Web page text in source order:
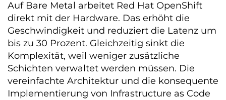
Auf Bare Metal arbeitet Red Hat OpenShift
direkt mit der Hardware. Das erhöht die
Geschwindigkeit und reduziert die Latenz um
bis zu 30 Prozent. Gleichzeitig sinkt die
Komplexität, weil weniger zusätzliche
Schichten verwaltet werden müssen. Die
vereinfachte Architektur und die konsequente
Implementierung von Infrastructure as Code